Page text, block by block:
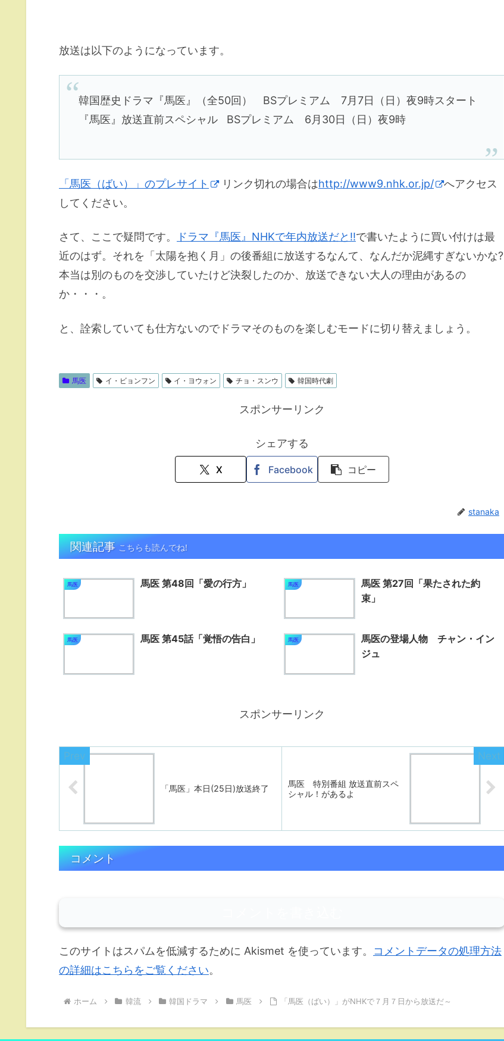
放送は以下のようになっています。
韓国歴史ドラマ『馬医』（全50回） BSプレミアム 7月7日（日）夜9時スタート
『馬医』放送直前スペシャル BSプレミアム 6月30日（日）夜9時
「馬医（ばい）」のプレサイト リンク切れの場合はhttp://www9.nhk.or.jp/
へアクセス
してください。
さて、ここで疑問です。 ドラマ『馬医』NHKで年内放送だと!!で書いたように買い付けは最
近のはず。それを「太陽を抱く月」の後番組に放送するなんて、なんだか泥縄すぎないかな?
本当は別のものを交渉していたけど決裂したのか、放送できない大人の理由があるの
か・・・。
と、詮索していても仕方ないのでドラマそのものを楽しむモードに切り替えましょう。
馬医 イ・ビョンフン イ・ヨウォン チョ・スンウ 韓国時代劇
スポンサーリンク
シェアする
X Facebook コピー
stanaka
関連記事こちらも読んでね!
馬医 馬医 第48回「愛の行方」 馬医
馬医 第27回「果たされた約
束」
馬医 馬医 第45話「覚悟の告白」 馬医
馬医の登場人物 チャン・イン
ジュ
スポンサーリンク
「馬医」本日(25日)放送終了
馬医 特別番組 放送直前スペ
シャル！があるよ
コメント
このサイトはスパムを低減するために Akismet を使っています。 コメントデータの処理方法
の詳細はこちらをご覧ください。
ホーム 韓流 韓国ドラマ 馬医 「馬医（ばい）」がNHKで７月７日から放送だ～